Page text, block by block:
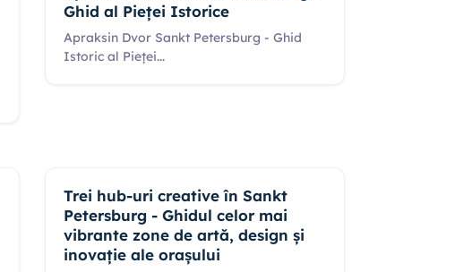
Ghid al Pieței Istorice
Apraksin Dvor Sankt Petersburg - Ghid
Istoric al Pieței...
Trei hub-uri creative în Sankt
Petersburg - Ghidul celor mai
vibrante zone de artă, design și
inovație ale orașului